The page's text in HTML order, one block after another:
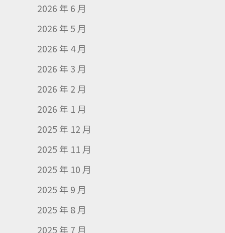
2026 年 6 月
2026 年 5 月
2026 年 4 月
2026 年 3 月
2026 年 2 月
2026 年 1 月
2025 年 12 月
2025 年 11 月
2025 年 10 月
2025 年 9 月
2025 年 8 月
2025 年 7 月